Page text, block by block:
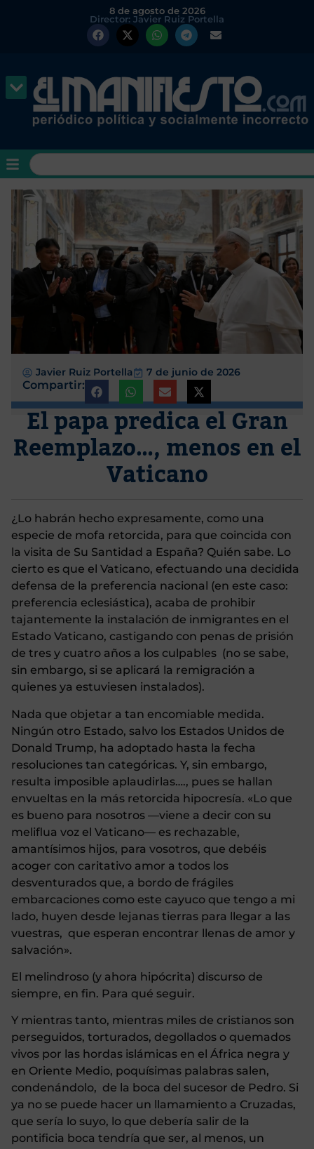
8 de agosto de 2026
Director: Javier Ruiz Portella
Javier Ruiz Portella 7 de junio de 2026
Compartir:
El papa predica el Gran
Reemplazo…, menos en el
Vaticano
¿Lo habrán hecho expresamente, como una
especie de mofa retorcida, para que coincida con
la visita de Su Santidad a España? Quién sabe. Lo
cierto es que el Vaticano, efectuando una decidida
defensa de la preferencia nacional (en este caso:
preferencia eclesiástica), acaba de prohibir
tajantemente la instalación de inmigrantes en el
Estado Vaticano, castigando con penas de prisión
de tres y cuatro años a los culpables (no se sabe,
sin embargo, si se aplicará la remigración a
quienes ya estuviesen instalados).
Nada que objetar a tan encomiable medida.
Ningún otro Estado, salvo los Estados Unidos de
Donald Trump, ha adoptado hasta la fecha
resoluciones tan categóricas. Y, sin embargo,
resulta imposible aplaudirlas…., pues se hallan
envueltas en la más retorcida hipocresía. «Lo que
es bueno para nosotros —viene a decir con su
meliflua voz el Vaticano— es rechazable,
amantísimos hijos, para vosotros, que debéis
acoger con caritativo amor a todos los
desventurados que, a bordo de frágiles
embarcaciones como este cayuco que tengo a mi
lado, huyen desde lejanas tierras para llegar a las
vuestras, que esperan encontrar llenas de amor y
salvación».
El melindroso (y ahora hipócrita) discurso de
siempre, en fin. Para qué seguir.
Y mientras tanto, mientras miles de cristianos son
perseguidos, torturados, degollados o quemados
vivos por las hordas islámicas en el África negra y
en Oriente Medio, poquísimas palabras salen,
condenándolo, de la boca del sucesor de Pedro. Si
ya no se puede hacer un llamamiento a Cruzadas,
que sería lo suyo, lo que debería salir de la
pontificia boca tendría que ser, al menos, un